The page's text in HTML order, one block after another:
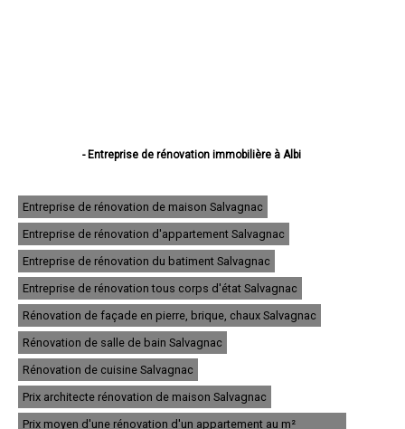
- Entreprise de rénovation immobilière à Albi
- Entreprise de rénovation immobilière à Graulhet
- Entreprise de rénovation immobilière à Lavaur
- Entreprise de rénovation immobilière à Carmaux
- Entreprise de rénovation immobilière à Mazamet
- Entreprise de rénovation immobilière à Saint-Sulpice
- Entreprise de rénovation immobilière à Saint-Juéry
- Entreprise de rénovation immobilière à Aussillon
- Entreprise de rénovation immobilière à Bruguière
- Entreprise de rénovation immobilière à Rabastens
- Entreprise de rénovation immobilière à Lisle-sur-Tarn
- Entreprise de rénovation immobilière à Lescure-d'Albigeois
- Entreprise de rénovation immobilière à Saïx
- Entreprise de rénovation immobilière à Réalmont
- Entreprise de rénovation immobilière à Blaye-les-Mines
Entreprise de rénovation de maison Salvagnac
Entreprise de rénovation d'appartement Salvagnac
Entreprise de rénovation du batiment Salvagnac
Entreprise de rénovation tous corps d'état Salvagnac
Rénovation de façade en pierre, brique, chaux Salvagnac
Rénovation de salle de bain Salvagnac
Rénovation de cuisine Salvagnac
Prix architecte rénovation de maison Salvagnac
Prix moyen d'une rénovation d'un appartement au m²